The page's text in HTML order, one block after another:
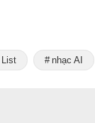
List nhạc AI